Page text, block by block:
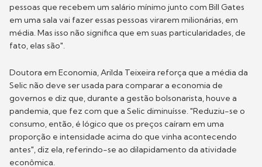
pessoas que recebem um salário mínimo junto com Bill Gates
em uma sala vai fazer essas pessoas virarem milionárias, em
média. Mas isso não significa que em suas particularidades, de
fato, elas são".
Doutora em Economia, Arilda Teixeira reforça que a média da
Selic não deve ser usada para comparar a economia de
governos e diz que, durante a gestão bolsonarista, houve a
pandemia, que fez com que a Selic diminuísse. "Reduziu-se o
consumo, então, é lógico que os preços caíram em uma
proporção e intensidade acima do que vinha acontecendo
antes", diz ela, referindo-se ao dilapidamento da atividade
econômica.